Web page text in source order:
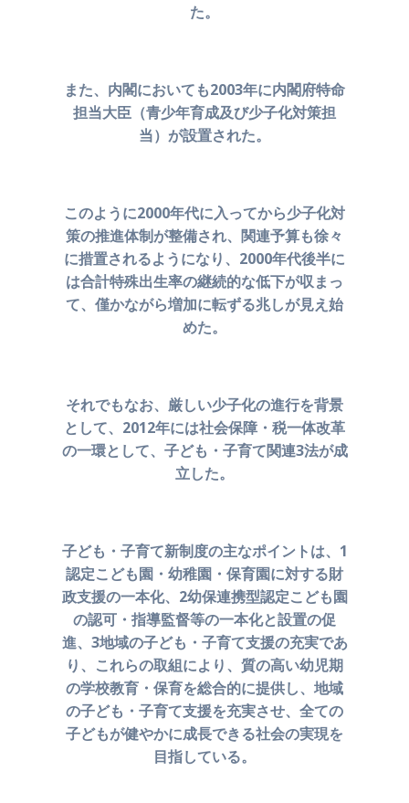
た。
また、内閣においても2003年に内閣府特命
担当大臣（青少年育成及び少子化対策担
当）が設置された。
このように2000年代に入ってから少子化対
策の推進体制が整備され、関連予算も徐々
に措置されるようになり、2000年代後半に
は合計特殊出生率の継続的な低下が収まっ
て、 僅かながら増加に転ずる兆しが見え始
めた。
それでもなお、厳しい少子化の進行を背景
として、 2012年には社会保障・税一体改革
の一環として、 子ども・子育て関連3法が成
立した。
子ども・子育て新制度の主なポイントは、1
認定こども園・幼稚園・ 保育園に対する財
政支援の一本化、2幼保連携型認定こども園
の認可・ 指導監督等の一本化と設置の促
進、3地域の子ども・子育て支援の充実であ
り、 これらの取組により、質の高い幼児期
の学校教育・保育を総合的に提供し、地域
の子ども・子育て支援を充実させ、 全ての
子どもが健やかに成長できる社会の実現を
目指している。